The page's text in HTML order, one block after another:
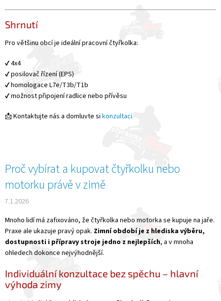
Shrnutí
Pro většinu obcí je ideální pracovní čtyřkolka:
✔️ 4x4
✔️ posilovač řízení (EPS)
✔️ homologace L7e/T3b/T1b
✔️ možnost připojení radlice nebo přívěsu
📩 Kontaktujte nás a domluvte si konzultaci.
Proč vybírat a kupovat čtyřkolku nebo
motorku právě v zimě
7.1.2026
Mnoho lidí má zafixováno, že čtyřkolka nebo motorka se kupuje na jaře.
Praxe ale ukazuje pravý opak. Zimní období je z hlediska výběru,
dostupnosti i přípravy stroje jedno z nejlepších, a v mnoha
ohledech dokonce nejvýhodnější.
Individuální konzultace bez spěchu – hlavní
výhoda zimy